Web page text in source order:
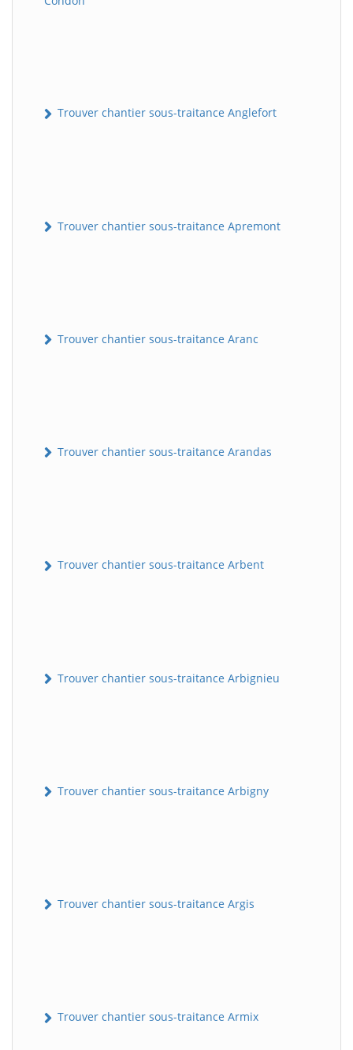
Trouver chantier sous-traitance Anglefort
Trouver chantier sous-traitance Apremont
Trouver chantier sous-traitance Aranc
Trouver chantier sous-traitance Arandas
Trouver chantier sous-traitance Arbent
Trouver chantier sous-traitance Arbignieu
Trouver chantier sous-traitance Arbigny
Trouver chantier sous-traitance Argis
Trouver chantier sous-traitance Armix